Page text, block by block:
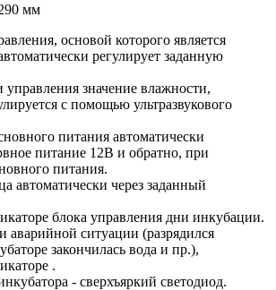
мм
основой которого является
регулирует заданную
управления значение влажности,
с помощью ультразвукового
питания автоматически
питание 12В и обратно, при
питания.
автоматически через заданный
блока управления дни инкубации.
аварийной ситуации (разрядился
закончилась вода и пр.),
.
- сверхъяркий светодиод.